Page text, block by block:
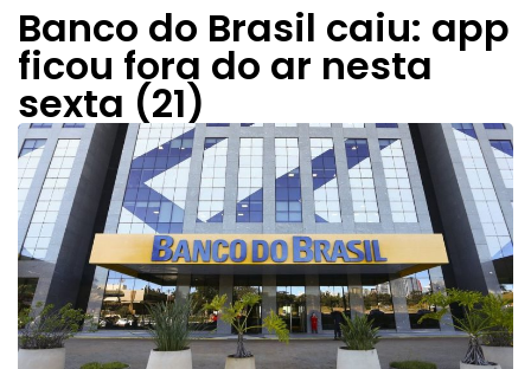
Banco do Brasil caiu: app
ficou fora do ar nesta
sexta (21)